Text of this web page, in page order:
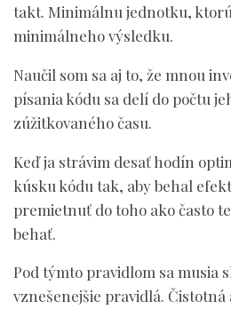
takt. Minimálnu jednotku,
minimálneho výsledku.
Naučil som sa aj to, že mnou
písania kódu sa delí do počtu
zúžitkovaného času.
Keď ja strávim desať hodín
kúsku kódu tak, aby behal
premietnuť do toho ako často
behať.
Pod týmto pravidlom sa musia
vznešenejšie pravidlá.